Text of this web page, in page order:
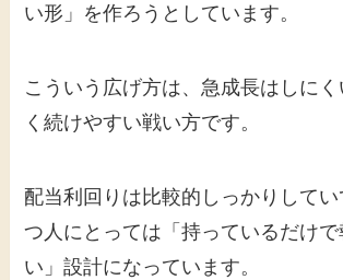
い形」を作ろうとしています。
こういう広げ方は、急成長はしに
く続けやすい戦い方です。
配当利回りは比較的しっかりして
つ人にとっては「持っているだけ
い」設計になっています。